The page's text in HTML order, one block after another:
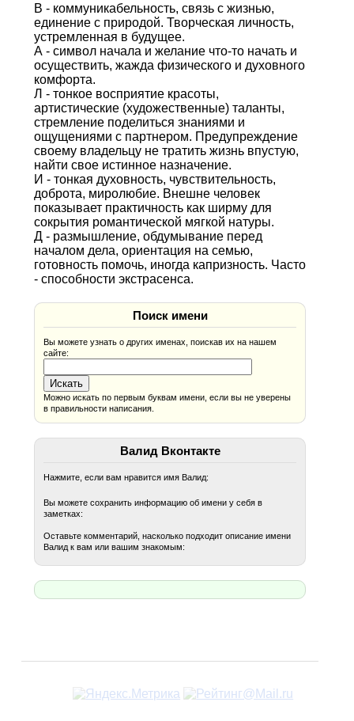
В - коммуникабельность, связь с жизнью,
единение с природой. Творческая личность,
устремленная в будущее.
А - символ начала и желание что-то начать и
осуществить, жажда физического и духовного
комфорта.
Л - тонкое восприятие красоты,
артистические (художественные) таланты,
стремление поделиться знаниями и
ощущениями с партнером. Предупреждение
своему владельцу не тратить жизнь впустую,
найти свое истинное назначение.
И - тонкая духовность, чувствительность,
доброта, миролюбие. Внешне человек
показывает практичность как ширму для
сокрытия романтической мягкой натуры.
Д - размышление, обдумывание перед
началом дела, ориентация на семью,
готовность помочь, иногда капризность. Часто
- способности экстрасенса.
Поиск имени
Вы можете узнать о других именах, поискав их на нашем
сайте:
Можно искать по первым буквам имени, если вы не уверены
в правильности написания.
Валид Вконтакте
Нажмите, если вам нравится имя Валид:
Вы можете сохранить информацию об имени у себя в
заметках:
Оставьте комментарий, насколько подходит описание имени
Валид к вам или вашим знакомым: